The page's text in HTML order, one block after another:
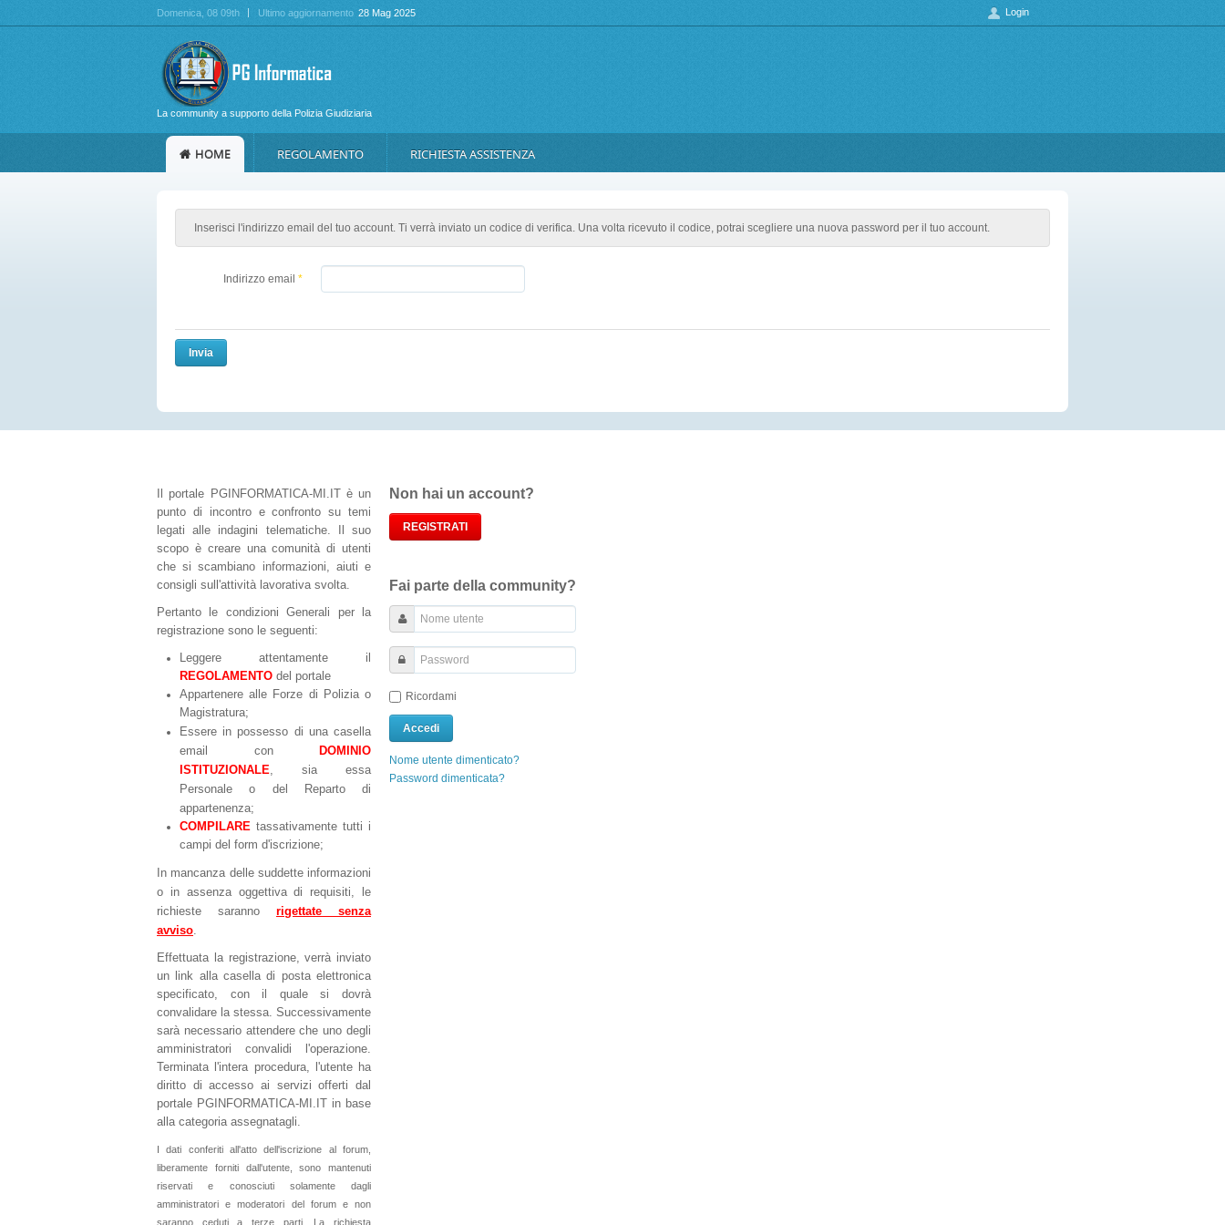
La community a supporto della Polizia Giudiziaria
Domenica , 08 09th Ultimo aggiornamento 28 Mag 2025 Login
HOME REGOLAMENTO RICHIESTA ASSISTENZA
Inserisci l'indirizzo email del tuo account. Ti verrà inviato un codice di verifica. Una volta ricevuto il codice, potrai scegliere una nuova password per il tuo account.
Indirizzo email *
Invia
Il portale PGINFORMATICA-MI.IT è un
punto di incontro e confronto su temi
legati alle indagini telematiche. Il suo
scopo è creare una comunità di utenti
che si scambiano informazioni, aiuti e
consigli sull'attività lavorativa svolta.
Pertanto le condizioni Generali per la
registrazione sono le seguenti:
Leggere attentamente il
REGOLAMENTO del portale
Appartenere alle Forze di Polizia o
Magistratura;
Essere in possesso di una casella
email con
DOMINIO
ISTITUZIONALE, sia essa
Personale o del Reparto di
appartenenza;
COMPILARE tassativamente tutti i
campi del form d'iscrizione;
In mancanza delle suddette informazioni
o in assenza oggettiva di requisiti, le
richieste saranno rigettate senza
avviso.
Effettuata la registrazione, verrà inviato
un link alla casella di posta elettronica
specificato, con il quale si dovrà
convalidare la stessa. Successivamente
sarà necessario attendere che uno degli
amministratori convalidi l'operazione.
Terminata l'intera procedura, l'utente ha
diritto di accesso ai servizi offerti dal
portale PGINFORMATICA-MI.IT in base
alla categoria assegnatagli.
I dati conferiti all'atto dell'iscrizione al forum,
liberamente forniti dall'utente, sono mantenuti
riservati e conosciuti solamente dagli
amministratori e moderatori del forum e non
saranno ceduti a terze parti. La richiesta
Non hai un account?
REGISTRATI
Fai parte della community?
Ricordami
Nome utente dimenticato?
Password dimenticata?